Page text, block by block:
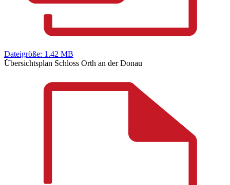
Dateigröße: 1.42 MB
Übersichtsplan Schloss Orth an der Donau